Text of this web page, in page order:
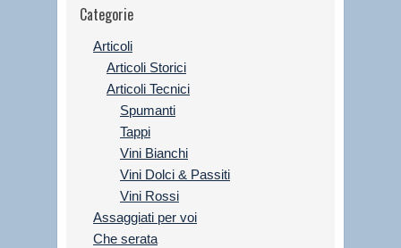
Categorie
Articoli
Articoli Storici
Articoli Tecnici
Spumanti
Tappi
Vini Bianchi
Vini Dolci & Passiti
Vini Rossi
Assaggiati per voi
Che serata